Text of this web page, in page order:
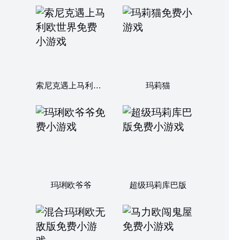
索尼克遇上马利欧世界 玛莉猫
玛琍欧爷爷 超级玛莉库巴版